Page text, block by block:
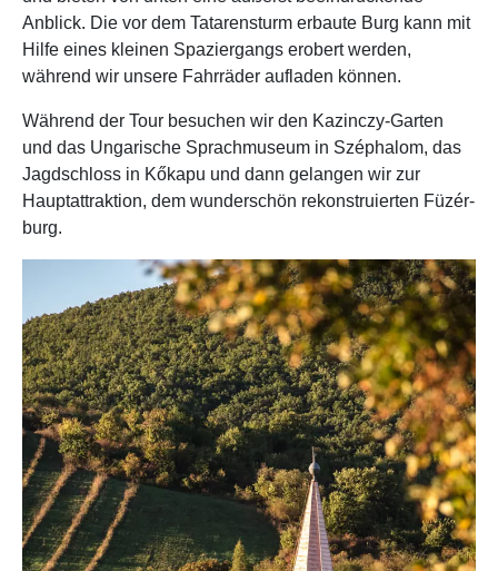
Anblick. Die vor dem Tatarensturm erbaute Burg kann mit
Hilfe eines kleinen Spaziergangs erobert werden,
während wir unsere Fahrräder aufladen können.
Während der Tour besuchen wir den Kazinczy-Garten
und das Ungarische Sprachmuseum in Széphalom, das
Jagdschloss in Kőkapu und dann gelangen wir zur
Hauptattraktion, dem wunderschön rekonstruierten Füzér-
burg.